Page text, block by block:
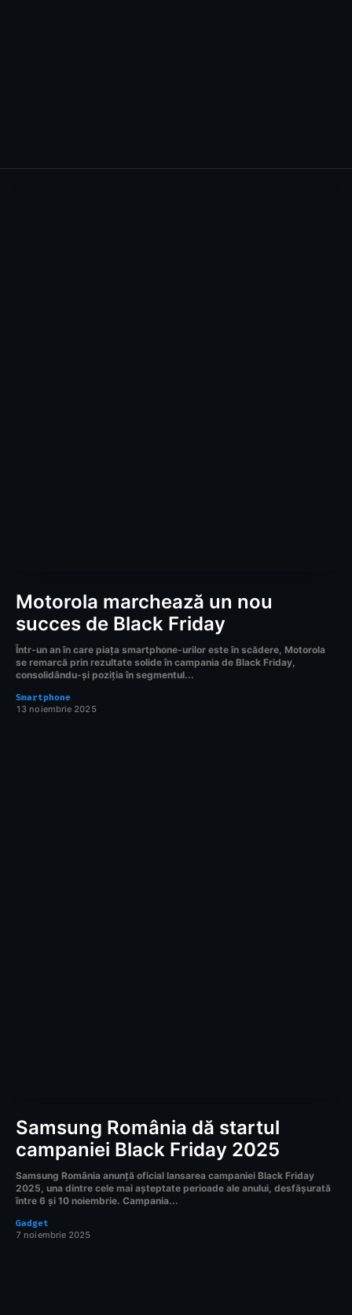
Motorola marchează un nou
succes de Black Friday
Într-un an în care piața smartphone-urilor este în scădere, Motorola
se remarcă prin rezultate solide în campania de Black Friday,
consolidându-și poziția în segmentul...
Smartphone
13 noiembrie 2025
Samsung România dă startul
campaniei Black Friday 2025
Samsung România anunță oficial lansarea campaniei Black Friday
2025, una dintre cele mai așteptate perioade ale anului, desfășurată
între 6 și 10 noiembrie. Campania...
Gadget
7 noiembrie 2025